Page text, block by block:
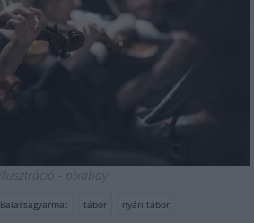
illusztráció - pixabay
Balassagyarmat tábor nyári tábor